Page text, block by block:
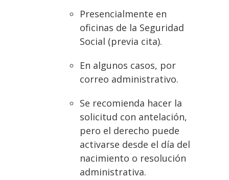
Presencialmente en
oficinas de la Seguridad
Social (previa cita).
En algunos casos, por
correo administrativo.
Se recomienda hacer la
solicitud con antelación,
pero el derecho puede
activarse desde el día del
nacimiento o resolución
administrativa.